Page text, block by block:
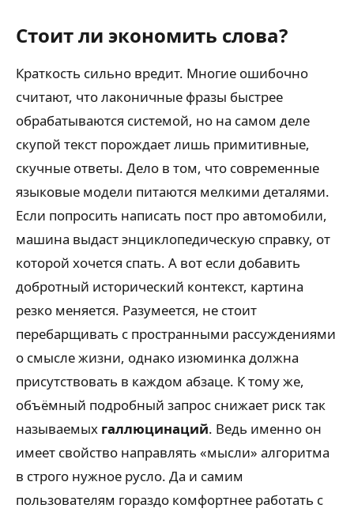
Стоит ли экономить слова?
Краткость сильно вредит. Многие ошибочно
считают, что лаконичные фразы быстрее
обрабатываются системой, но на самом деле
скупой текст порождает лишь примитивные,
скучные ответы. Дело в том, что современные
языковые модели питаются мелкими деталями.
Если попросить написать пост про автомобили,
машина выдаст энциклопедическую справку, от
которой хочется спать. А вот если добавить
добротный исторический контекст, картина
резко меняется. Разумеется, не стоит
перебарщивать с пространными рассуждениями
о смысле жизни, однако изюминка должна
присутствовать в каждом абзаце. К тому же,
объёмный подробный запрос снижает риск так
называемых галлюцинаций. Ведь именно он
имеет свойство направлять «мысли» алгоритма
в строго нужное русло. Да и самим
пользователям гораздо комфортнее работать с